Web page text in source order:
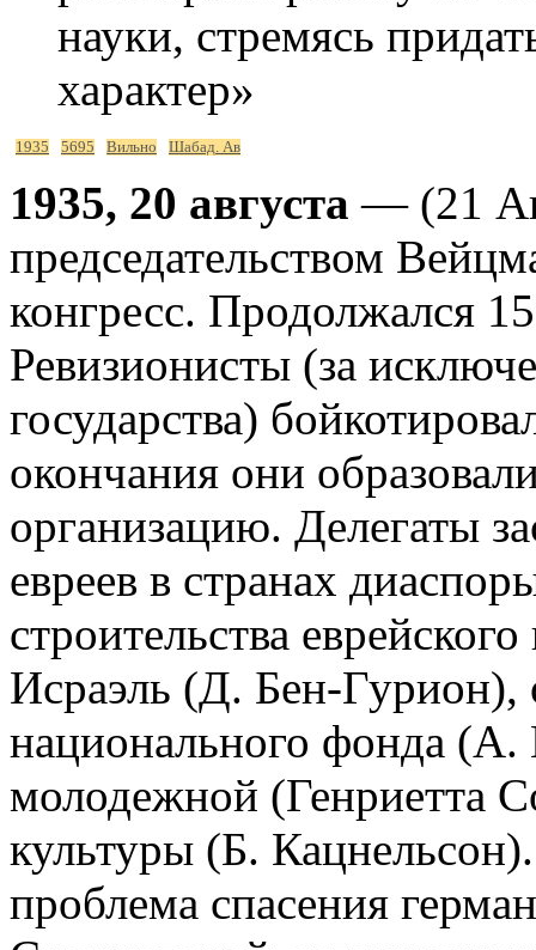
науки, стремясь
характер»
1935 5695 Вильно Шабад. Ав
1935, 20 августа — (21
председательством
конгресс. Продолжался
Ревизионисты (за
государства)
окончания они
организацию. Делегаты
евреев в странах
строительства
Исраэль (Д. Бен-Гурион),
национального фонда
молодежной (Генриетта
культуры (Б.
проблема спасения